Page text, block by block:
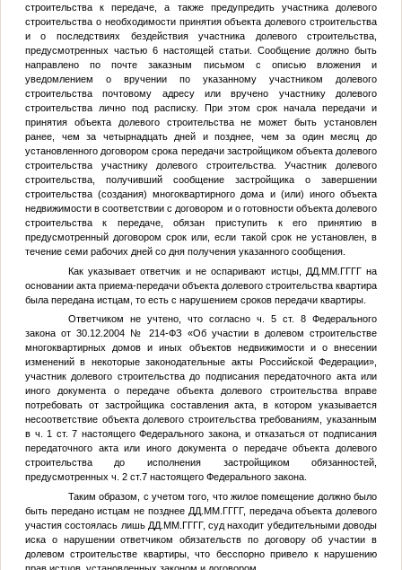
строительства к передаче, а также предупредить участника долевого
строительства о необходимости принятия объекта долевого строительства
и о последствиях бездействия участника долевого строительства,
предусмотренных частью 6 настоящей статьи. Сообщение должно быть
направлено по почте заказным письмом с описью вложения и
уведомлением о вручении по указанному участником долевого
строительства почтовому адресу или вручено участнику долевого
строительства лично под расписку. При этом срок начала передачи и
принятия объекта долевого строительства не может быть установлен
ранее, чем за четырнадцать дней и позднее, чем за один месяц до
установленного договором срока передачи застройщиком объекта долевого
строительства участнику долевого строительства. Участник долевого
строительства, получивший сообщение застройщика о завершении
строительства (создания) многоквартирного дома и (или) иного объекта
недвижимости в соответствии с договором и о готовности объекта долевого
строительства к передаче, обязан приступить к его принятию в
предусмотренный договором срок или, если такой срок не установлен, в
течение семи рабочих дней со дня получения указанного сообщения.
Как указывает ответчик и не оспаривают истцы,
ДД.ММ.ГГГГна
основании акта приема-передачи объекта долевого строительства квартира
была передана истцам, то есть с нарушением сроков передачи квартиры.
Ответчиком не учтено, что согласно ч. 5 ст. 8 Федерального
закона от 30.12.2004 № 214-ФЗ «Об участии в долевом строительстве
многоквартирных домов и иных объектов недвижимости и о внесении
изменений в некоторые законодательные акты Российской Федерации»,
участник долевого строительства до подписания передаточного акта или
иного документа о передаче объекта долевого строительства вправе
потребовать от застройщика составления акта, в котором указывается
несоответствие объекта долевого строительства требованиям, указанным
в ч. 1 ст. 7 настоящего Федерального закона, и отказаться от подписания
передаточного акта или иного документа о передаче объекта долевого
строительства до исполнения застройщиком обязанностей,
предусмотренных ч. 2 ст.7 настоящего Федерального закона.
Таким образом, с учетом того, что жилое помещение должно было
быть передано истцам не позднее ДД.ММ.ГГГГ, передача объекта долевого
участия состоялась лишь ДД.ММ.ГГГГ, суд находит убедительными доводы
иска о нарушении ответчиком обязательств по договору об участии в
долевом строительстве квартиры, что бесспорно привело к нарушению